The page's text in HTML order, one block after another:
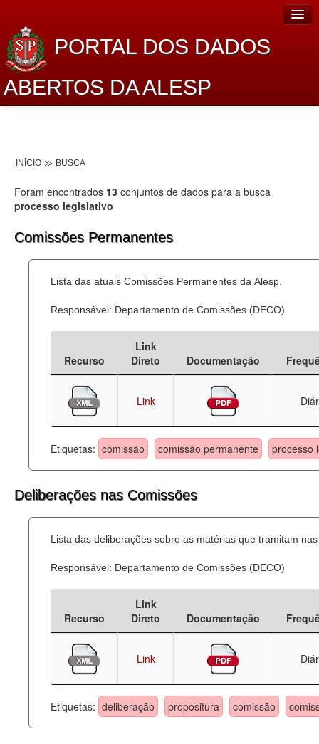
PORTAL DOS DADOS
ABERTOS DA ALESP
Lei de Acesso à Informação
Dados Governamentais Abertos
Planejamento
Catálogo de dados
Processo Legislativo
Administração
Legislação
Agenda
Perguntas frequentes
INÍCIO BUSCA
Foram encontrados 13 conjuntos de dados para a busca
processo legislativo
Comissões Permanentes
Lista das atuais Comissões Permanentes da Alesp.
Responsável: Departamento de Comissões (DECO)
Recurso
Link
Direto
Documentação
Link
Etiquetas: comissão comissão permanente processo
Deliberações nas Comissões
Lista das deliberações sobre as matérias que tramitam
Responsável: Departamento de Comissões (DECO)
Recurso
Link
Direto
Documentação
Link
Etiquetas: deliberação propositura comissão